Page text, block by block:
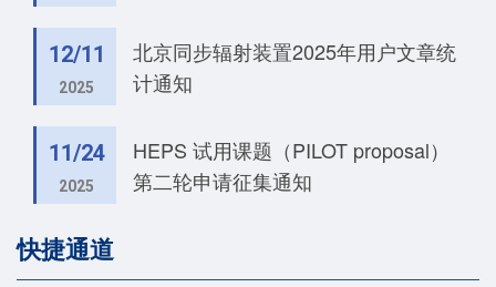
12/11
2025
北京同步辐射装置2025年用户文章统
计通知
11/24
2025
HEPS 试用课题（PILOT proposal）
第二轮申请征集通知
快捷通道